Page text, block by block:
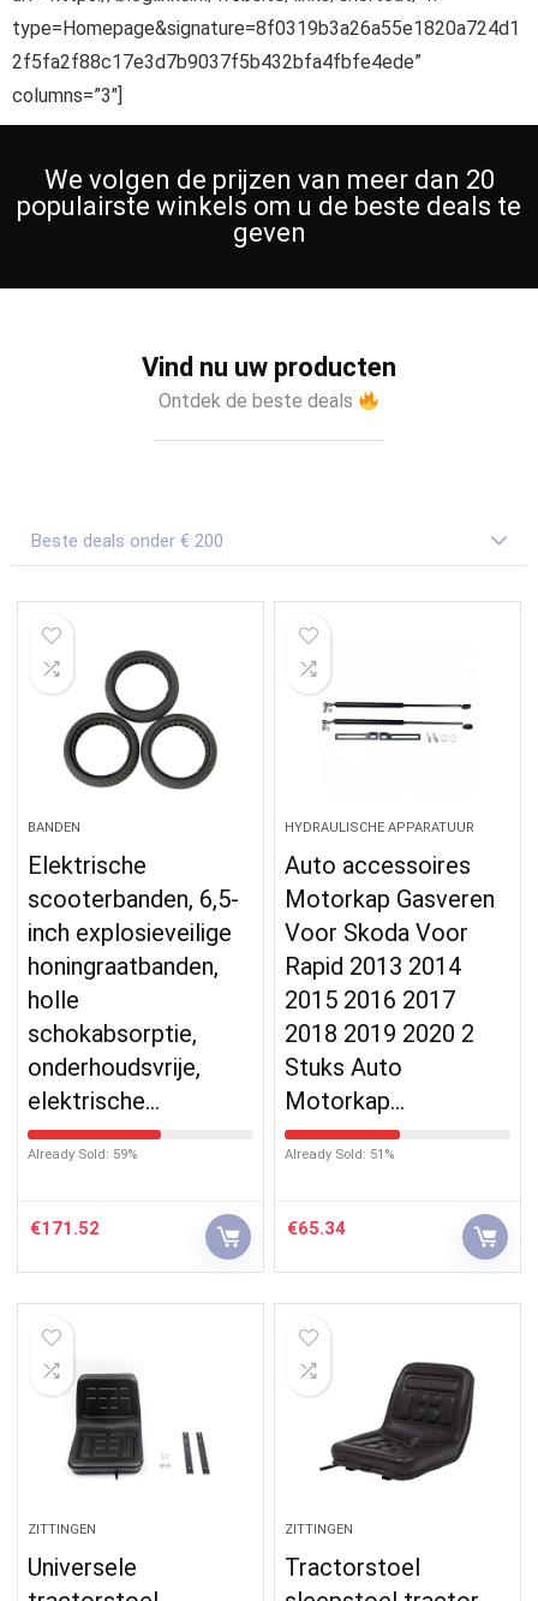
type=Homepage&signature=8f0319b3a26a55e1820a724d1
2f5fa2f88c17e3d7b9037f5b432bfa4fbfe4ede”
columns=”3″]
We volgen de prijzen van meer dan 20
populairste winkels om u de beste deals te
geven
Vind nu uw producten
Ontdek de beste deals
Beste deals onder € 200
BANDEN
Elektrische
scooterbanden, 6,5-
inch explosieveilige
honingraatbanden,
holle
schokabsorptie,
onderhoudsvrije,
elektrische…
Already Sold: 59%
€171.52
HYDRAULISCHE APPARATUUR
Auto accessoires
Motorkap Gasveren
Voor Skoda Voor
Rapid 2013 2014
2015 2016 2017
2018 2019 2020 2
Stuks Auto
Motorkap…
Already Sold: 51%
€65.34
ZITTINGEN
Universele
ZITTINGEN
Tractorstoel